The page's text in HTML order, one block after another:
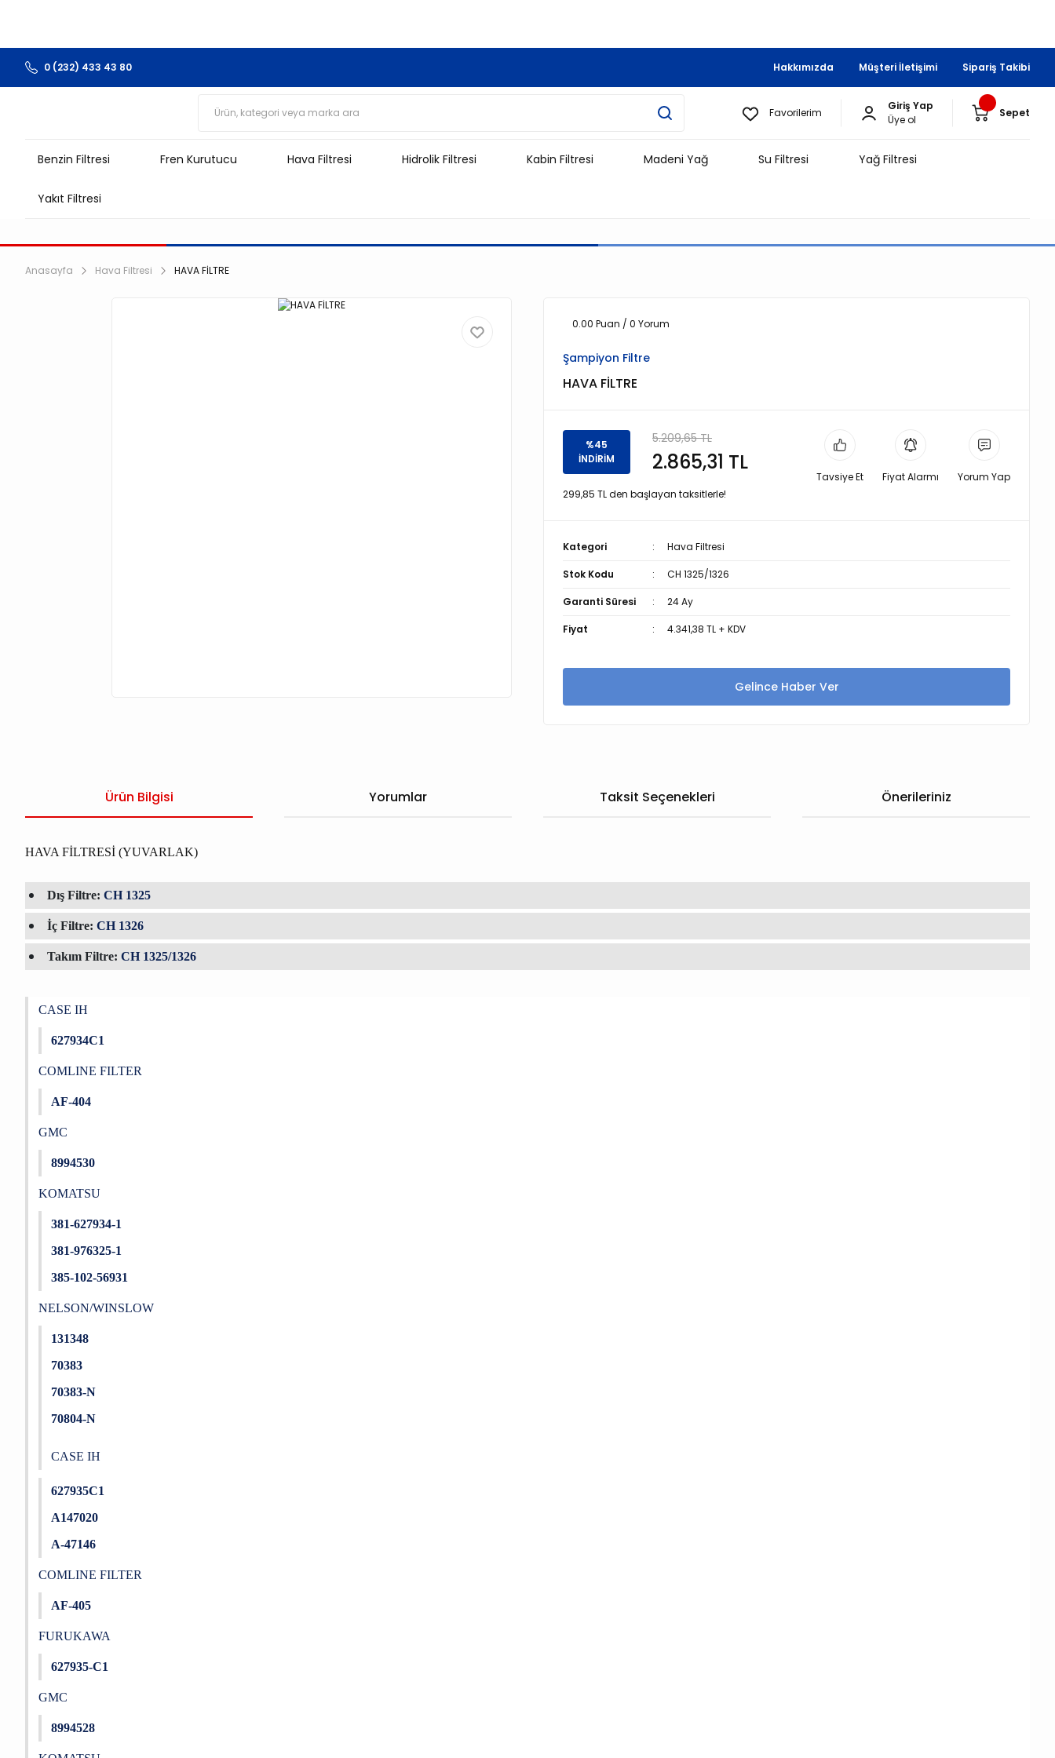
0 (232) 433 43 80 Hakkımızda Müşteri İletişimi Sipariş Takibi
Favorilerim
Giriş Yap
Üye ol
Sepet
Benzin Filtresi Fren Kurutucu Hava Filtresi Hidrolik Filtresi Kabin Filtresi Madeni Yağ Su Filtresi Yağ Filtresi
Yakıt Filtresi
Anasayfa Hava Filtresi HAVA FİLTRE
0.00 Puan / 0 Yorum
Şampiyon Filtre
HAVA FİLTRE
%45
İNDİRİM
5.209,65 TL
2.865,31 TL
299,85 TL den başlayan taksitlerle!
Tavsiye Et Fiyat Alarmı Yorum Yap
Kategori Hava Filtresi
Stok Kodu CH 1325/1326
Garanti Süresi 24 Ay
Fiyat 4.341,38 TL + KDV
Gelince Haber Ver
Ürün Bilgisi Yorumlar Taksit Seçenekleri Önerileriniz
HAVA FİLTRESİ (YUVARLAK)
Dış Filtre: CH 1325
İç Filtre: CH 1326
Takım Filtre: CH 1325/1326
CASE IH
627934C1
COMLINE FILTER
AF-404
GMC
8994530
KOMATSU
381-627934-1
381-976325-1
385-102-56931
NELSON/WINSLOW
131348
70383
70383-N
70804-N
CASE IH
627935C1
A147020
A-47146
COMLINE FILTER
AF-405
FURUKAWA
627935-C1
GMC
8994528